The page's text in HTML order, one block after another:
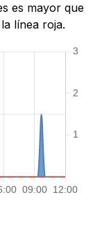
es mayor que
línea roja.